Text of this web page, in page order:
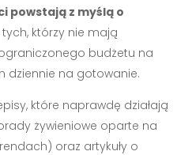
powstają z myślą o
tych, którzy nie mają
budżetu na
dziennie na gotowanie.
które naprawdę działają
żywieniowe oparte na
oraz artykuły o